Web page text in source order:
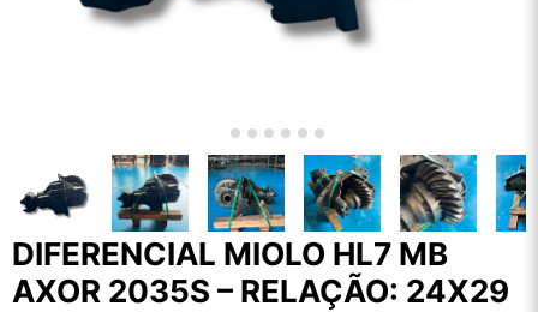
DIFERENCIAL MIOLO HL7 MB
AXOR 2035S – RELAÇÃO: 24X29